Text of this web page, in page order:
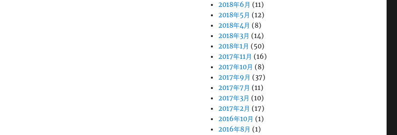
2018年6月 (11)
2018年5月 (12)
2018年4月 (8)
2018年3月 (14)
2018年1月 (50)
2017年11月 (16)
2017年10月 (8)
2017年9月 (37)
2017年7月 (11)
2017年3月 (10)
2017年2月 (17)
2016年10月 (1)
2016年8月 (1)